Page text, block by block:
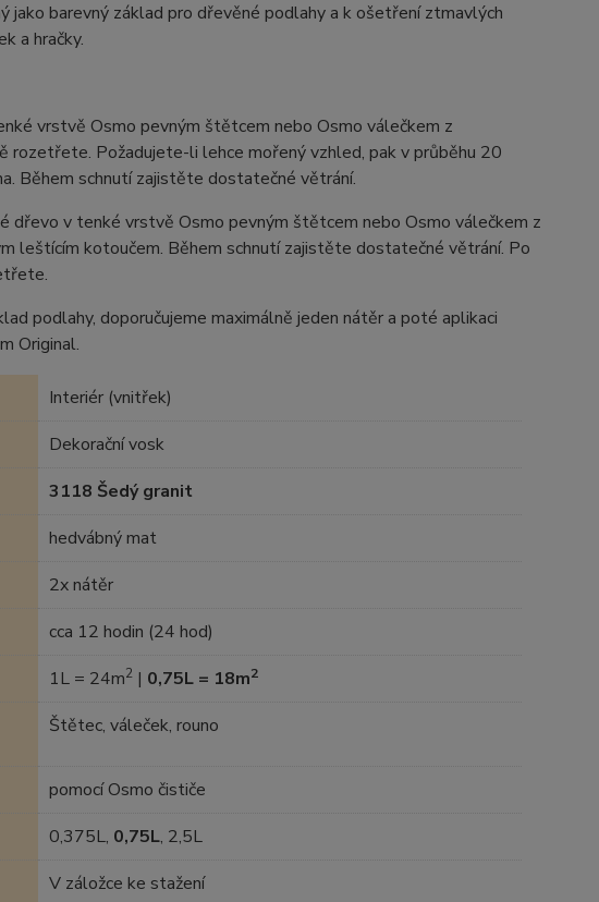
jako barevný základ pro dřevěné podlahy a k ošetření ztmavlých
a hračky.
vrstvě Osmo pevným štětcem nebo Osmo válečkem z
rozetřete. Požadujete-li lehce mořený vzhled, pak v průběhu 20
Během schnutí zajistěte dostatečné větrání.
dřevo v tenké vrstvě Osmo pevným štětcem nebo Osmo válečkem z
leštícím kotoučem. Během schnutí zajistěte dostatečné větrání. Po
podlahy, doporučujeme maximálně jeden nátěr a poté aplikaci
Original.
Interiér (vnitřek)
Dekorační vosk
3118 Šedý granit
hedvábný mat
2x nátěr
cca 12 hodin (24 hod)
1L = 24m2| 0,75L = 18m2
Štětec, váleček, rouno
pomocí Osmo čističe
0,375L, 0,75L, 2,5L
V záložce ke stažení